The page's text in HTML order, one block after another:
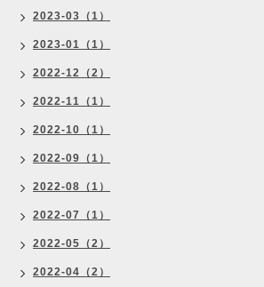
2023-03（1）
2023-01（1）
2022-12（2）
2022-11（1）
2022-10（1）
2022-09（1）
2022-08（1）
2022-07（1）
2022-05（2）
2022-04（2）